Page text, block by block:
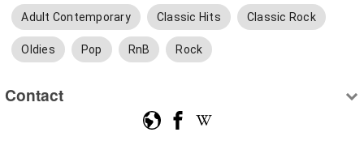
Adult Contemporary Classic Hits Classic Rock
Oldies Pop RnB Rock
Contact